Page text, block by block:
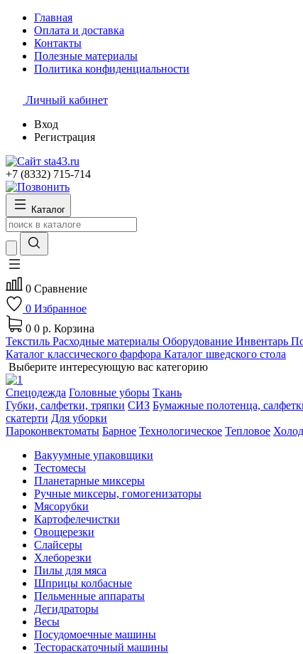
Главная
Оплата и доставка
Контакты
Полезные материалы
Политика конфиденциальности
Личный кабинет
Вход
Регистрация
+7 (8332) 715-714
Каталог
0 Сравнение
0 Избранное
0 0 р. Корзина
Текстиль Расходные материалы Оборудование Инвентарь
Каталог классического фарфора Каталог шведского стола
Выберите интересующую вас категорию
Спецодежда Головные уборы Ткань
Губки, салфетки, тряпки СИЗ Бумажные полотенца,
скатерти Для уборки
Пароконвектоматы Барное Технологическое Тепловое
Вакуумные упаковщики
Тестомесы
Планетарные миксеры
Ручные миксеры, гомогенизаторы
Мясорубки
Картофелечистки
Овощерезки
Слайсеры
Хлеборезки
Пилы для мяса
Шприцы колбасные
Пельменные аппараты
Дегидраторы
Весы
Посудомоечные машины
Тестораскаточный машины